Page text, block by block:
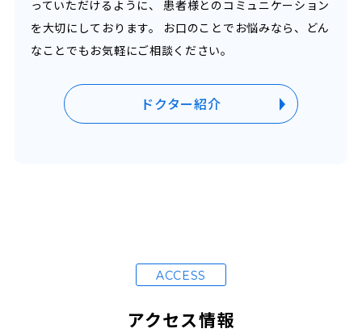
っていただけるように、
患者様とのコミュニケーション
を大切にしております。
お口のことでお悩みなら、どん
なことでもお気軽にご相談ください。
ドクター紹介
ACCESS
アクセス情報